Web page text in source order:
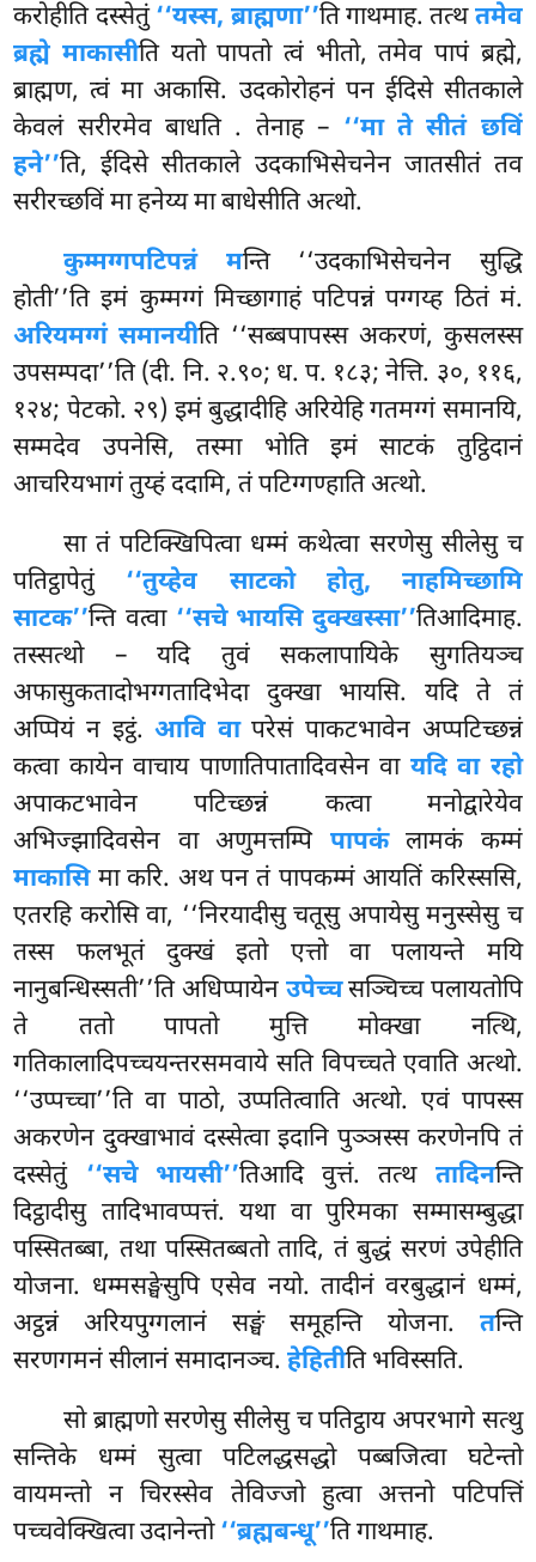
करोहीति दस्सेतुं‘‘यस्स, ब्राह्मणा’’ति गाथमाह. तत्थतमेव
ब्रह्मे माकासीति यतो पापतो त्वं भीतो, तमेव पापं ब्रह्मे,
ब्राह्मण, त्वं मा अकासि. उदकोरोहनं पन ईदिसे सीतकाले
केवलं सरीरमेव बाधति . तेनाह – ‘‘मा ते सीतं छविं
हने’’ति, ईदिसे सीतकाले उदकाभिसेचनेन जातसीतं तव
सरीरच्छविं मा हनेय्य मा बाधेसीति अत्थो.
कुम्मग्गपटिपन्नं मन्ति ‘‘उदकाभिसेचनेन सुद्धि
होती’’ति इमं कुम्मग्गं मिच्छागाहं पटिपन्नं पग्गय्ह ठितं मं.
अरियमग्गं समानयीति ‘‘सब्बपापस्स अकरणं, कुसलस्स
उपसम्पदा’’ति (दी. नि. २.९०; ध. प. १८३; नेत्ति. ३०, ११६,
१२४; पेटको. २९) इमं बुद्धादीहि अरियेहि गतमग्गं समानयि,
सम्मदेव उपनेसि, तस्मा भोति इमं साटकं तुट्ठिदानं
आचरियभागं तुय्हं ददामि, तं पटिग्गण्हाति अत्थो.
सा तं पटिक्खिपित्वा धम्मं कथेत्वा सरणेसु सीलेसु च
पतिट्ठापेतुं ‘‘तुय्हेव साटको होतु, नाहमिच्छामि
साटक’’न्ति वत्वा ‘‘सचे भायसि दुक्खस्सा’’तिआदिमाह.
तस्सत्थो – यदि तुवं सकलापायिके सुगतियञ्च
अफासुकतादोभग्गतादिभेदा दुक्खा भायसि. यदि ते तं
अप्पियं न इट्ठं.आवि वापरेसं पाकटभावेन अप्पटिच्छन्नं
कत्वा कायेन वाचाय पाणातिपातादिवसेन वा यदि वा रहो
अपाकटभावेन पटिच्छन्नं कत्वा मनोद्वारेयेव
अभिज्झादिवसेन वा अणुमत्तम्पि पापकंलामकं कम्मं
माकासिमा करि. अथ पन तं पापकम्मं आयतिं करिस्ससि,
एतरहि करोसि वा, ‘‘निरयादीसु चतूसु अपायेसु मनुस्सेसु च
तस्स फलभूतं दुक्खं इतो एत्तो वा पलायन्ते मयि
नानुबन्धिस्सती’’ति अधिप्पायेन उपेच्चसञ्चिच्च पलायतोपि
ते ततो पापतो मुत्ति मोक्खा नत्थि,
गतिकालादिपच्चयन्तरसमवाये सति विपच्चते एवाति अत्थो.
‘‘उप्पच्चा’’ति वा पाठो, उप्पतित्वाति अत्थो. एवं पापस्स
अकरणेन दुक्खाभावं दस्सेत्वा इदानि पुञ्ञस्स करणेनपि तं
दस्सेतुं ‘‘सचे भायसी’’तिआदि वुत्तं. तत्थ तादिनन्ति
दिट्ठादीसु तादिभावप्पत्तं. यथा वा पुरिमका सम्मासम्बुद्धा
पस्सितब्बा, तथा पस्सितब्बतो तादि, तंबुद्धं सरणं उपेहीति
योजना. धम्मसङ्घेसुपि एसेव नयो. तादीनं वरबुद्धानं धम्मं,
अट्ठन्नं अरियपुग्गलानं सङ्घं समूहन्ति योजना. तन्ति
सरणगमनं सीलानं समादानञ्च.हेहितीति भविस्सति.
सोब्राह्मणो सरणेसु सीलेसु च पतिट्ठाय अपरभागे सत्थु
सन्तिके धम्मं सुत्वा पटिलद्धसद्धो पब्बजित्वा घटेन्तो
वायमन्तो न चिरस्सेव तेविज्जो हुत्वा अत्तनो पटिपत्तिं
पच्चवेक्खित्वा उदानेन्तो‘‘ब्रह्मबन्धू’’ति गाथमाह.